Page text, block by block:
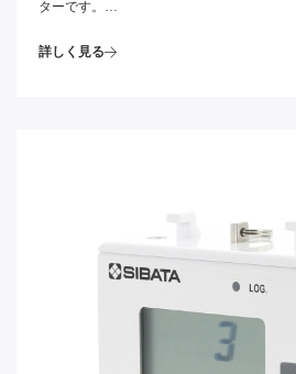
ターです。
ますので、換気の良し悪しや人の密集度の
詳しく見る